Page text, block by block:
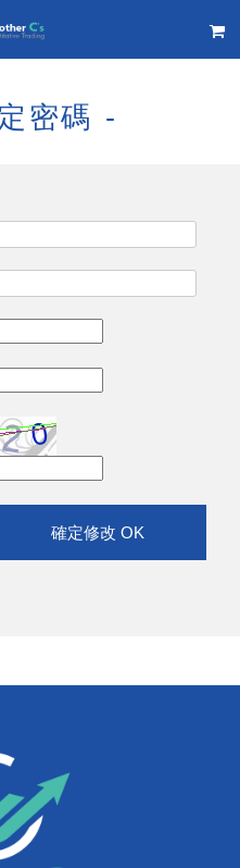
密碼 -
確定修改 OK